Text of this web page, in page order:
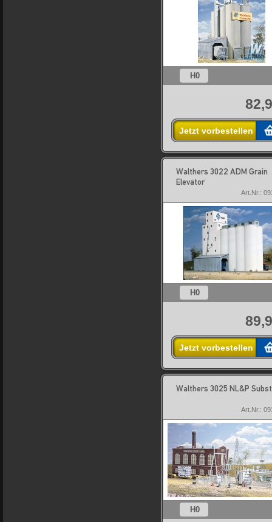
H0
Jetzt vorbestellen
Walthers 3022 ADM Grain
Elevator
Art.Nr.:
H0
Jetzt vorbestellen
Walthers 3025 NL&P
Art.Nr.:
H0